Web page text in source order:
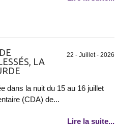
22 - Juillet - 2026
LA
dans la nuit du 15 au 16 juillet
(CDA) de...
Lire la suite...